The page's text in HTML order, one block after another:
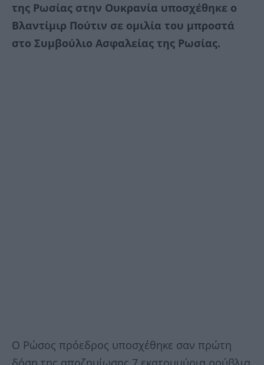
της Ρωσίας στην Ουκρανία υποσχέθηκε ο
Βλαντίμιρ Πούτιν σε ομιλία του μπροστά
στο Συμβούλιο Ασφαλείας της Ρωσίας.
Ο Ρώσος πρόεδρος υποσχέθηκε σαν πρώτη